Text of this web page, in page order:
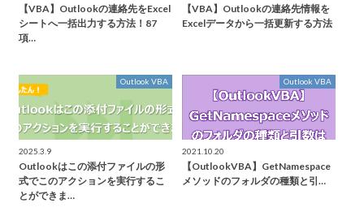
【VBA】Outlookの連絡先をExcel
シートへ一括出力する方法！87
項…
【VBA】Outlookの連絡先情報を
Excelデータから一括更新する方法
Outlook VBA
2025.3.9
Outlookはこの添付ファイルの形
式でこのアクションを実行するこ
とができま…
Outlook VBA
2021.10.20
【OutlookVBA】GetNamespace
メソッドのフォルダの種類と引…